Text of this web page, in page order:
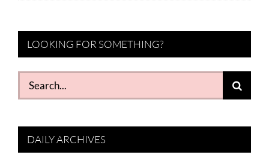
LOOKING FOR SOMETHING?
Search
for:
DAILY ARCHIVES